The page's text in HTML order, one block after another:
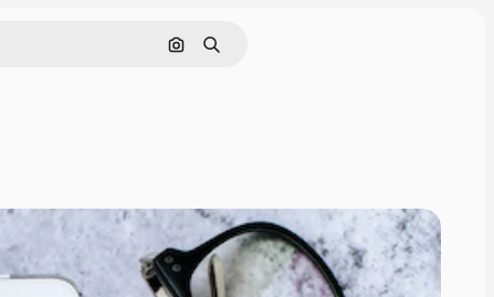
Cerca per immagine
Ricerca